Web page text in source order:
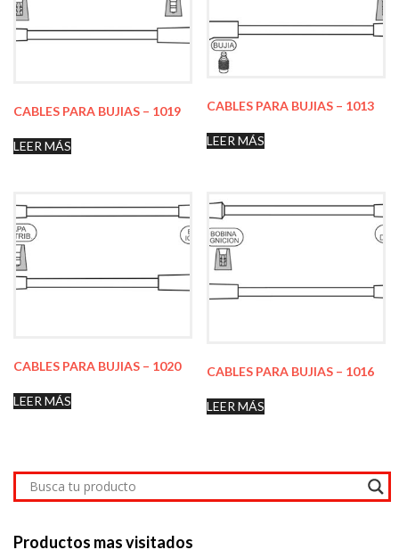
CABLES PARA BUJIAS – 1019
LEER MÁS
CABLES PARA BUJIAS – 1013
LEER MÁS
CABLES PARA BUJIAS – 1020
LEER MÁS
CABLES PARA BUJIAS – 1016
LEER MÁS
Productos mas visitados